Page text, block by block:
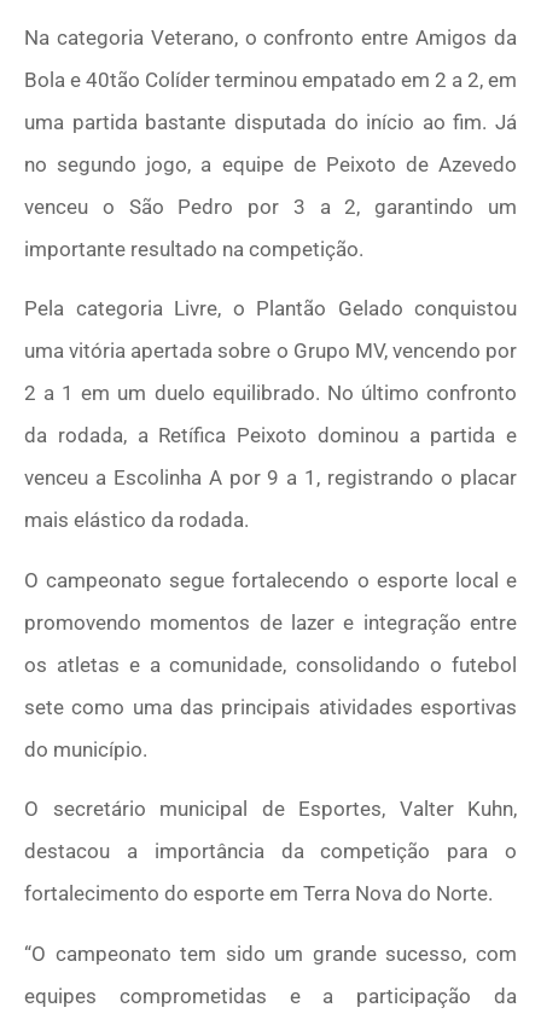
Na categoria Veterano, o confronto entre Amigos da
Bola e 40tão Colíder terminou empatado em 2 a 2, em
uma partida bastante disputada do início ao fim. Já
no segundo jogo, a equipe de Peixoto de Azevedo
venceu o São Pedro por 3 a 2, garantindo um
importante resultado na competição.
Pela categoria Livre, o Plantão Gelado conquistou
uma vitória apertada sobre o Grupo MV, vencendo por
2 a 1 em um duelo equilibrado. No último confronto
da rodada, a Retífica Peixoto dominou a partida e
venceu a Escolinha A por 9 a 1, registrando o placar
mais elástico da rodada.
O campeonato segue fortalecendo o esporte local e
promovendo momentos de lazer e integração entre
os atletas e a comunidade, consolidando o futebol
sete como uma das principais atividades esportivas
do município.
O secretário municipal de Esportes, Valter Kuhn,
destacou a importância da competição para o
fortalecimento do esporte em Terra Nova do Norte.
“O campeonato tem sido um grande sucesso, com
equipes comprometidas e a participação da